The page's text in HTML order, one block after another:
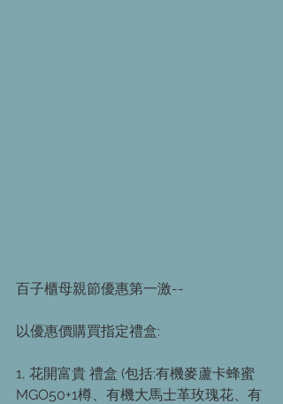
百子櫃母親節優惠第一激--
以優惠價購買指定禮盒:
1, 花開富貴 禮盒 (包括:有機麥蘆卡蜂蜜
MGO50+1樽、有機大馬士革玫瑰花、有